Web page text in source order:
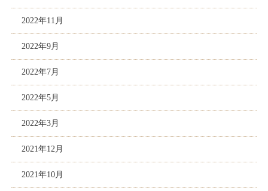
2022年11月
2022年9月
2022年7月
2022年5月
2022年3月
2021年12月
2021年10月